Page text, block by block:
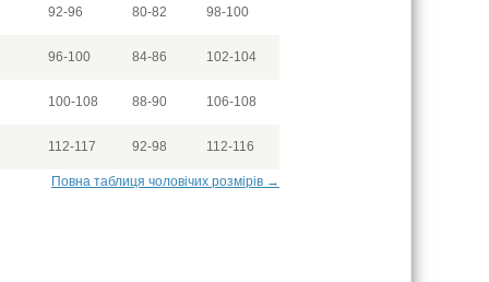
92-96 80-82 98-100
96-100 84-86 102-104
100-108 88-90 106-108
112-117 92-98 112-116
Повна таблиця чоловічих розмірів →